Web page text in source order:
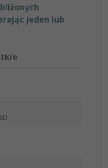
jeden lub